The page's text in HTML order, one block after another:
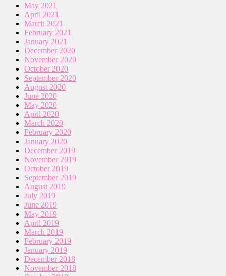
May 2021
April 2021
March 2021
February 2021
January 2021
December 2020
November 2020
October 2020
September 2020
August 2020
June 2020
May 2020
April 2020
March 2020
February 2020
January 2020
December 2019
November 2019
October 2019
September 2019
August 2019
July 2019
June 2019
May 2019
April 2019
March 2019
February 2019
January 2019
December 2018
November 2018